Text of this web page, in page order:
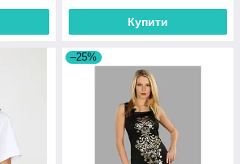
Купити
–25%